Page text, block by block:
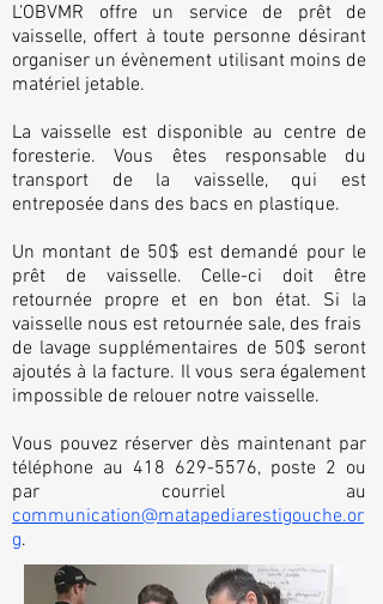
L’OBVMR offre un service de prêt de
vaisselle, offert à toute personne désirant
organiser un évènement utilisant moins de
matériel jetable.
La vaisselle est disponible au centre de
foresterie. Vous êtes responsable du
transport de la vaisselle, qui est
entreposée dans des bacs en plastique.
Un montant de 50$ est demandé pour le
prêt de vaisselle. Celle-ci doit être
retournée propre et en bon état. Si la
vaisselle nous est retournée sale, des frais
de lavage supplémentaires de 50$ seront
ajoutés à la facture. Il vous sera également
impossible de relouer notre vaisselle.
Vous pouvez réserver dès maintenant par
téléphone au 418 629-5576, poste 2 ou
par courriel au
communication@matapediarestigouche.or
g.